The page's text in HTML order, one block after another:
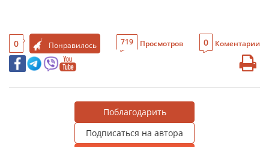
0 Понравилось 719 Просмотров 0 Коментарии
Поблагодарить
Подписаться на автора